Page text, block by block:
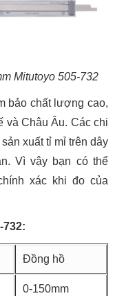
Mitutoyo 505-732
bảo chất lượng cao,
và Châu Âu. Các chi
xuất tỉ mỉ trên dây
Vì vậy bạn có thể
xác khi đo của
Đồng hồ
0-150mm